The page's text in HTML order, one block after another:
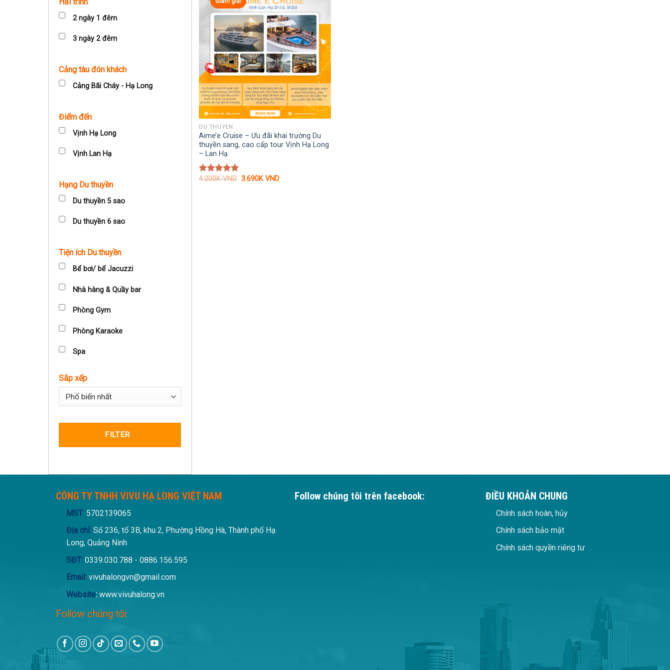
2 ngày 1 đêm
3 ngày 2 đêm
Cảng tàu đón khách
Cảng Bãi Cháy - Hạ Long
Điểm đến
Vịnh Hạ Long
Vịnh Lan Hạ
Hạng Du thuyền
Du thuyền 5 sao
Du thuyền 6 sao
Tiện ích Du thuyền
Bể bơi/ bể Jacuzzi
Nhà hàng & Quầy bar
Phòng Gym
Phòng Karaoke
Spa
Sắp xếp
Sort Products
FILTER
DU THUYỀN
Aime’e Cruise – Ưu đãi khai trường Du
thuyền sang, cao cấp tour Vịnh Hạ Long
– Lan Hạ
Được xếp
4.200KVND Giá
3.690KVNDGiá
CÔNG TY TNHH VIVU HẠ LONG VIỆT NAM
MST: 5702139065
Địa chỉ:Số 236, tổ 3B, khu 2, Phường Hồng Hà, Thành phố Hạ
Long, Quảng Ninh
SĐT:0339.030.788 - 0886.156.595
Email:vivuhalongvn@gmail.com
Website:www.vivuhalong.vn
Follow chúng tôi
Follow chúng tôi trên facebook: ĐIỀU KHOẢN CHUNG
Chính sách hoàn, hủy
Chính sách bảo mật
Chính sách quyền riêng tư